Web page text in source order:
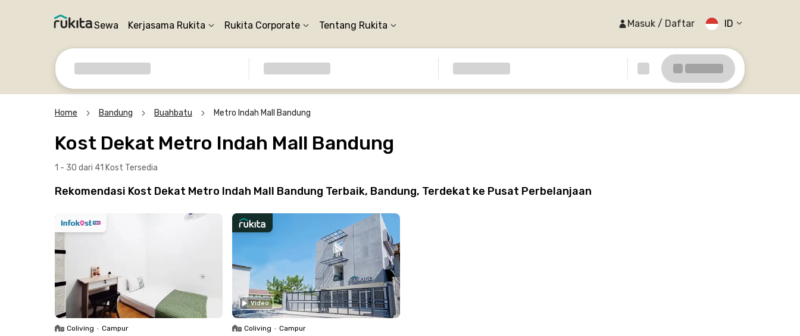
Sewa Kerjasama Rukita Rukita Corporate Tentang Rukita Masuk / Daftar ID
Home Bandung Buahbatu Metro Indah Mall Bandung
Kost Dekat Metro Indah Mall Bandung
1 - 30 dari 41 Kost Tersedia
Rekomendasi Kost Dekat Metro Indah Mall Bandung Terbaik, Bandung, Terdekat ke Pusat Perbelanjaan
Coliving • Campur
Video
Coliving • Campur